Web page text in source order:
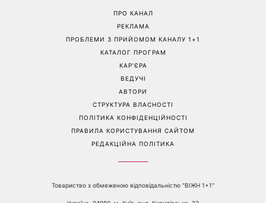
«Це був сюрприз»: Соломія
Вітвіцька розповіла, як
дізналася про вагітність та
якою була реакція чоловіка
Зелені помідори на кущах:
садівники пояснили, чому
плоди не червоніють навіть
у спеку